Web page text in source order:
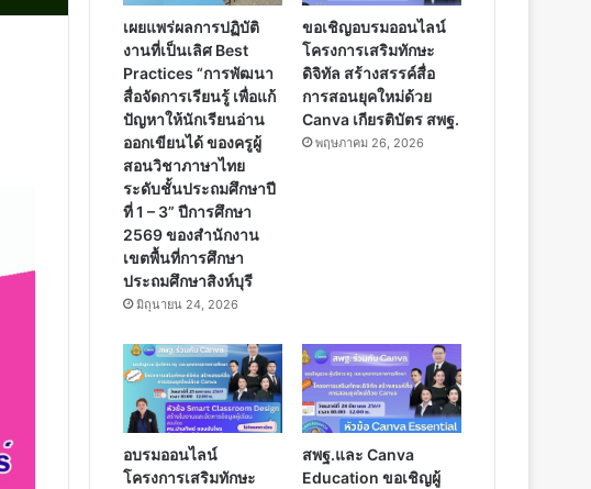
เผยแพร่ผลการปฏิบัติ
งานที่เป็นเลิศ Best
Practices “การพัฒนา
สื่อจัดการเรียนรู้ เพื่อแก้
ปัญหาให้นักเรียนอ่าน
ออกเขียนได้ ของครูผู้
สอนวิชาภาษาไทย
ระดับชั้นประถมศึกษาปี
ที่ 1 – 3” ปีการศึกษา
2569 ของสำนักงาน
เขตพื้นที่การศึกษา
ประถมศึกษาสิงห์บุรี
มิถุนายน 24, 2026
ขอเชิญอบรมออนไลน์
โครงการเสริมทักษะ
ดิจิทัล สร้างสรรค์สื่อ
การสอนยุคใหม่ด้วย
Canva เกียรติบัตร สพฐ.
พฤษภาคม 26, 2026
อบรมออนไลน์
โครงการเสริมทักษะ
สพฐ.และ Canva
Education ขอเชิญผู้